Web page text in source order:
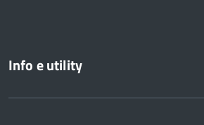
Info e utility